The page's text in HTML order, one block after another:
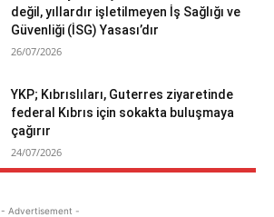
değil, yıllardır işletilmeyen İş Sağlığı ve
Güvenliği (İSG) Yasası’dır
26/07/2026
YKP; Kıbrıslıları, Guterres ziyaretinde
federal Kıbrıs için sokakta buluşmaya
çağırır
24/07/2026
- Advertisement -